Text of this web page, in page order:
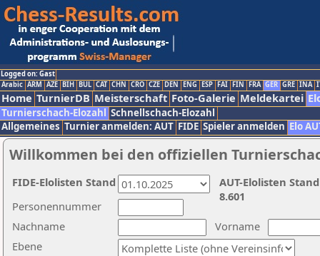
Logged on: Gast
Arabic ARM AZE BIH BUL CAT CHN CRO CZE DEN ENG ESP FAI FIN FRA GER GRE INA
Home TurnierDB Meisterschaft Foto-Galerie Meldekartei
Turnierschach-Elozahl Schnellschach-Elozahl
Allgemeines Turnier anmelden: AUT FIDE Spieler anmelden Elo
Willkommen bei den offiziellen
Nachname
Vorname
Ebene
Personennummer
AUT-Elolisten
8.601
FIDE-Elolisten Stand